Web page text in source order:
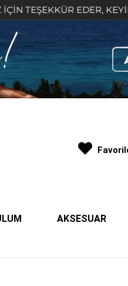
EDER, KEYİFLİ
AKSESUAR